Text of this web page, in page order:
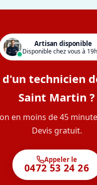
Artisan disponible
Disponible chez vous à
d'un technicien
Saint Martin ?
en moins de 45
Devis gratuit.
Appeler le
0472 53 24 26